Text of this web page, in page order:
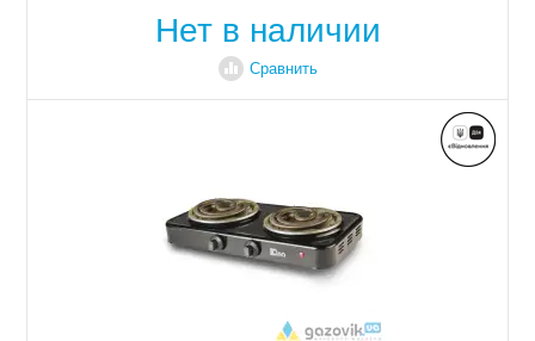
габаритные размеры 290х270мм, высота 85мм,...
Нет в наличии
Сравнить